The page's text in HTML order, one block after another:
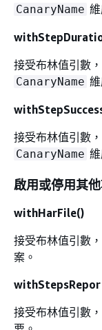
CanaryName
接受布林值引數
CanaryName
接受布林值引數
CanaryName
啟用或停用其
withHarFile()
接受布林值引數
案。
接受布林值引數